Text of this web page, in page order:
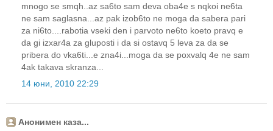
mnogo se smqh..az sa6to sam deva oba4e s nqkoi ne6ta
ne sam saglasna...az pak izob6to ne moga da sabera pari
za ni6to....rabotia vseki den i parvoto ne6to koeto pravq e
da gi izxar4a za gluposti i da si ostavq 5 leva za da se
pribera do vka6ti...e zna4i...moga da se poxvalq 4e ne sam
4ak takava skranza...
14 юни, 2010 22:29
Анонимен каза...